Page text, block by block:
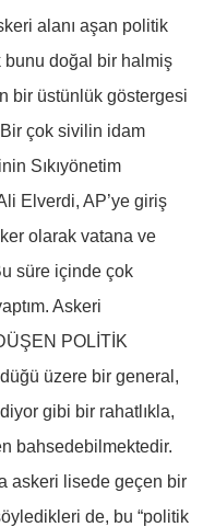
alanı aşan politik
doğal bir halmiş
bir üstünlük göstergesi
çok sivilin idam
Sıkıyönetim
Elverdi, AP’ye giriş
olarak vatana ve
süre içinde çok
Askeri
POLİTİK
üzere bir general,
gibi bir rahatlıkla,
bahsedebilmektedir.
askeri lisede geçen bir
de, bu “politik